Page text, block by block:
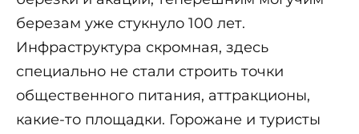
березам уже стукнуло 100 лет.
Инфраструктура скромная, здесь
специально не стали строить точки
общественного питания, аттракционы,
какие-то площадки. Горожане и туристы